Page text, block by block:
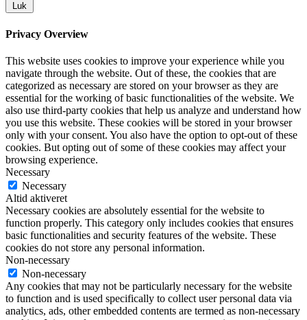
Luk
Privacy Overview
This website uses cookies to improve your experience while you
navigate through the website. Out of these, the cookies that are
categorized as necessary are stored on your browser as they are
essential for the working of basic functionalities of the website. We
also use third-party cookies that help us analyze and understand how
you use this website. These cookies will be stored in your browser
only with your consent. You also have the option to opt-out of these
cookies. But opting out of some of these cookies may affect your
browsing experience.
Necessary
Necessary
Altid aktiveret
Necessary cookies are absolutely essential for the website to
function properly. This category only includes cookies that ensures
basic functionalities and security features of the website. These
cookies do not store any personal information.
Non-necessary
Non-necessary
Any cookies that may not be particularly necessary for the website
to function and is used specifically to collect user personal data via
analytics, ads, other embedded contents are termed as non-necessary